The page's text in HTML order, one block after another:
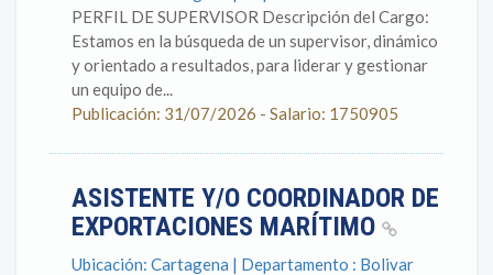
PERFIL DE SUPERVISOR Descripción del Cargo:
Estamos en la búsqueda de un supervisor, dinámico
y orientado a resultados, para liderar y gestionar
un equipo de...
Publicación: 31/07/2026 - Salario: 1750905
ASISTENTE Y/O COORDINADOR DE
EXPORTACIONES MARÍTIMO
Ubicación: Cartagena | Departamento : Bolivar